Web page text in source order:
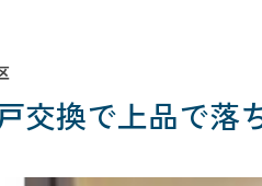
交換で上品で落